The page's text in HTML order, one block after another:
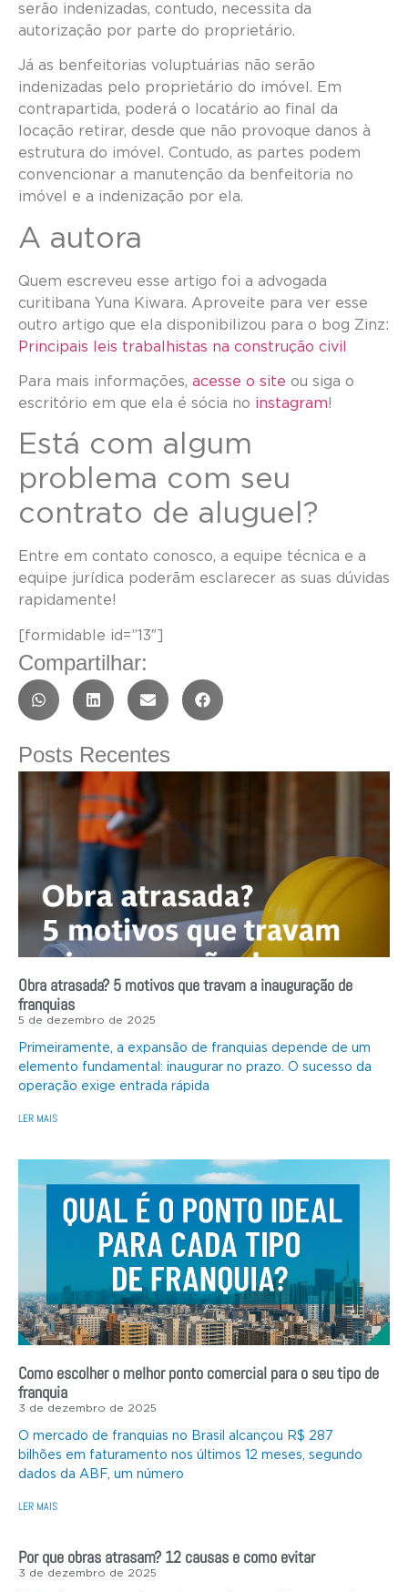
serão indenizadas, contudo, necessita da
autorização por parte do proprietário.
Já as benfeitorias voluptuárias não serão
indenizadas pelo proprietário do imóvel. Em
contrapartida, poderá o locatário ao final da
locação retirar, desde que não provoque danos à
estrutura do imóvel. Contudo, as partes podem
convencionar a manutenção da benfeitoria no
imóvel e a indenização por ela.
A autora
Quem escreveu esse artigo foi a advogada
curitibana Yuna Kiwara. Aproveite para ver esse
outro artigo que ela disponibilizou para o bog Zinz:
Principais leis trabalhistas na construção civil
Para mais informações, acesse o site ou siga o
escritório em que ela é sócia no instagram!
Está com algum
problema com seu
contrato de aluguel?
Entre em contato conosco, a equipe técnica e a
equipe jurídica poderãm esclarecer as suas dúvidas
rapidamente!
[formidable id=”13″]
Compartilhar:
Posts Recentes
Obra atrasada? 5 motivos que travam a inauguração de
franquias
5 de dezembro de 2025
Primeiramente, a expansão de franquias depende de um
elemento fundamental: inaugurar no prazo. O sucesso da
operação exige entrada rápida
LER MAIS
Como escolher o melhor ponto comercial para o seu tipo de
franquia
3 de dezembro de 2025
O mercado de franquias no Brasil alcançou R$ 287
bilhões em faturamento nos últimos 12 meses, segundo
dados da ABF, um número
LER MAIS
Por que obras atrasam? 12 causas e como evitar
3 de dezembro de 2025